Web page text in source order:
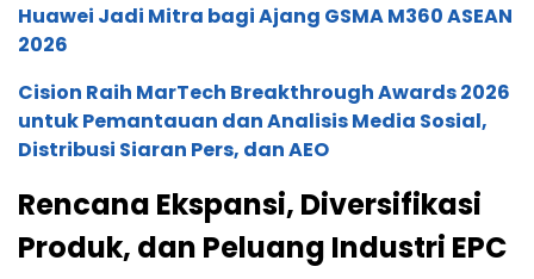
Huawei Jadi Mitra bagi Ajang GSMA M360 ASEAN
2026
Cision Raih MarTech Breakthrough Awards 2026
untuk Pemantauan dan Analisis Media Sosial,
Distribusi Siaran Pers, dan AEO
Rencana Ekspansi, Diversifikasi
Produk, dan Peluang Industri EPC